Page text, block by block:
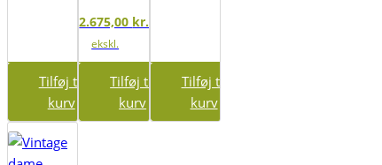
Tilføj til
kurv
2.675,00 kr.
ekskl.
moms
Tilføj til
kurv
Tilføj til
kurv